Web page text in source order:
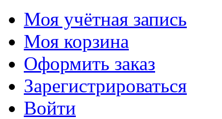
Моя учётная запись
Моя корзина
Оформить заказ
Зарегистрироваться
Войти